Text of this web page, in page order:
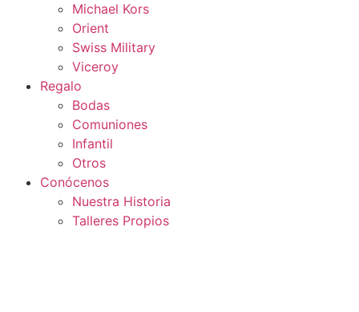
Michael Kors
Orient
Swiss Military
Viceroy
Regalo
Bodas
Comuniones
Infantil
Otros
Conócenos
Nuestra Historia
Talleres Propios